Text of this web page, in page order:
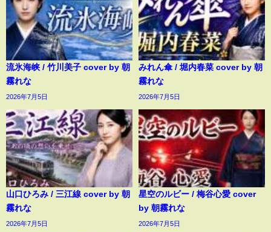
流氷海峡 / 竹川美子 cover by 朝
霧れな
2026年7月5日
みれん傘 / 堀内春菜 cover by 朝
霧れな
2026年7月5日
山口ひろみ / 三江線 cover by 朝
霧れな
2026年7月5日
星空のルビー / 梅谷心愛 cover
by 朝霧れな
2026年7月5日